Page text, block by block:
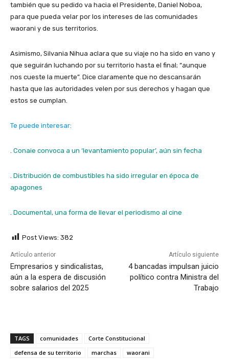
también que su pedido va hacia el Presidente, Daniel Noboa,
para que pueda velar por los intereses de las comunidades
waorani y de sus territorios.
Asimismo, Silvania Nihua aclara que su viaje no ha sido en vano y
que seguirán luchando por su territorio hasta el final; “aunque
nos cueste la muerte”. Dice claramente que no descansarán
hasta que las autoridades velen por sus derechos y hagan que
estos se cumplan.
Te puede interesar:
Conaie convoca a un ‘levantamiento popular’, aún sin fecha
Distribución de combustibles ha sido irregular en época de
apagones
Documental, una forma de llevar el periodismo al cine
Post Views: 382
Artículo anterior
Empresarios y sindicalistas,
aún a la espera de discusión
sobre salarios del 2025
Artículo siguiente
4 bancadas impulsan juicio
político contra Ministra del
Trabajo
TAGS comunidades
Corte Constitucional
defensa de su territorio
marchas waorani